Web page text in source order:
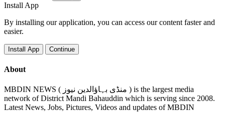
Install App
By installing our application, you can access our content faster and
easier.
Install App Continue
About
MBDIN NEWS ( منڈی بہاؤالدین نیوز ) is the largest media
network of District Mandi Bahauddin which is serving since 2008.
Latest News, Jobs, Pictures, Videos and updates of MBDIN